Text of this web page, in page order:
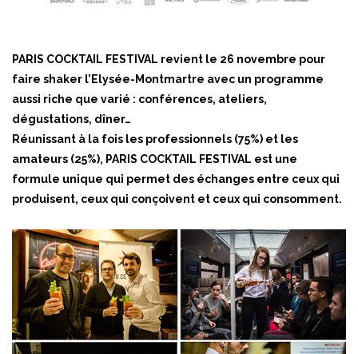
PARIS COCKTAIL FESTIVAL revient le 26 novembre pour
faire shaker l’Elysée-Montmartre avec un programme
aussi riche que varié : conférences, ateliers,
dégustations, dîner…
Réunissant à la fois les professionnels (75%) et les
amateurs (25%), PARIS COCKTAIL FESTIVAL est une
formule unique qui permet des échanges entre ceux qui
produisent, ceux qui conçoivent et ceux qui consomment.